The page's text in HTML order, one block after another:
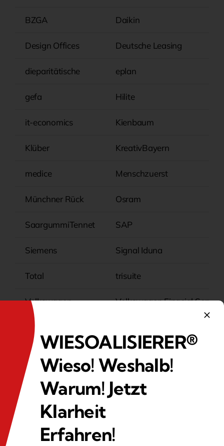
BZGA Daikin
Design Offices Deutsche Leasing
dieparitätische eplan
gefa Hilite
it-economics Kienbaum
Klüber KreativBayern
medice Menschzuerst
Münchner Rück Osram
SaargummiTennet SAP
Siemens Signal Iduna
Total trisuite
Volkswagen Volkswagen Finacial Service
Agenturen
Öffentliche Einrichtungen
WIESOALISIERER®
Wieso! Weshalb!
Warum! Jetzt
Klarheit
Erfahren!